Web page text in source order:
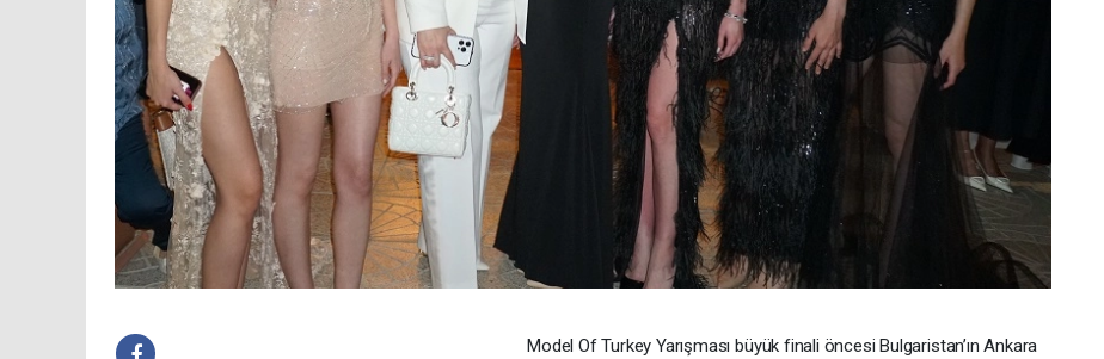
Model Of Turkey Yarışması büyük finali öncesi Bulgaristan’ın Ankara